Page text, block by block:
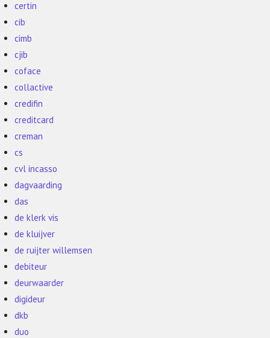
certin
cib
cimb
cjib
coface
collactive
credifin
creditcard
creman
cs
cvl incasso
dagvaarding
das
de klerk vis
de kluijver
de ruijter willemsen
debiteur
deurwaarder
digideur
dkb
duo